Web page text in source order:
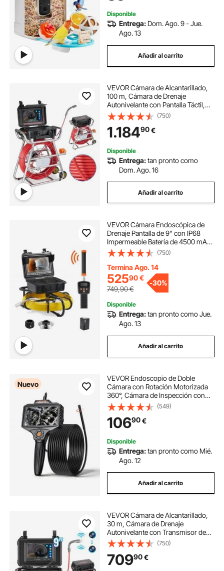
instantánea, regalo inalámbrico
para exteriores para amantes de las
aves (3 paneles solares)
Disponible
Entrega: Dom. Ago. 9 - Jue.
Ago. 13
Añadir al carrito
VEVOR Cámara de Alcantarillado,
100 m, Cámara de Drenaje
Autonivelante con Pantalla Táctil,
Transmisor de 512 Hz y Contador
de Distancia, con Luces, 12 LED,
Tarjeta de 32 GB, 555 × 275 × 665
mm
(750)
1.18490€
Disponible
Entrega:tan pronto como
Dom. Ago. 16
Añadir al carrito
VEVOR Cámara Endoscópica de
Drenaje Pantalla de 9" con IP68
Impermeable Batería de 4500 mAh
12 LED Ajustable Cable de 50m
Tarjeta SD de 16GB para Tubería de
Alcantarillado Drenaje de Plomería
en Hogar
(750)
Termina Ago. 14
52590€
749,90€
-30%
Disponible
Entrega:tan pronto como Jue.
Ago. 13
Añadir al carrito
Nuevo
VEVOR Endoscopio de Doble
Cámara con Rotación Motorizada
360°, Cámara de Inspección con
Pantalla IPS Dividida, Sonda
Delgada de 8 mm, Cable de 5 m,
5000 mAh, 32 GB, LED para
Motores, HVAC y Tuberías
(549)
10690€
Disponible
Entrega:tan pronto como Mié.
Ago. 12
Añadir al carrito
VEVOR Cámara de Alcantarillado,
30 m, Cámara de Drenaje
Autonivelante con Transmisor de
512 Hz, Contador de Distancia, HD
1080P con Luz, 12 LED y Tarjeta de
32 GB para Tuberías, 390 x 380 x
315 mm
(750)
70990€